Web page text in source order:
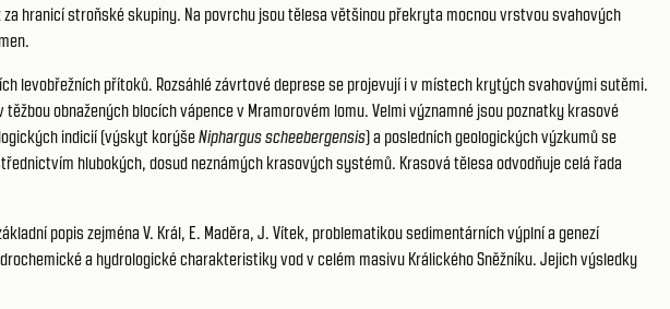
hranicí stroňské skupiny. Na povrchu jsou tělesa většinou překryta mocnou vrstvou svahových
levobřežních přítoků. Rozsáhlé závrtové deprese se projevují i v místech krytých svahovými sutěmi.
obnažených blocích vápence v Mramorovém lomu. Velmi významné jsou poznatky krasové
indicií (výskyt korýšeNiphargus scheebergensis) a posledních geologických výzkumů se
hlubokých, dosud neznámých krasových systémů. Krasová tělesa odvodňuje celá řada
popis zejména V. Král, E. Maděra, J. Vítek, problematikou sedimentárních výplní a genezí
a hydrologické charakteristiky vod v celém masivu Králického Sněžníku. Jejich výsledky